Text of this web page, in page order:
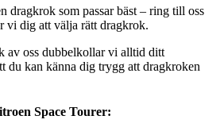
dragkrok som passar bäst – ring till oss
vi dig att välja rätt dragkrok.
av oss dubbelkollar vi alltid ditt
du kan känna dig trygg att dragkroken
Space Tourer: